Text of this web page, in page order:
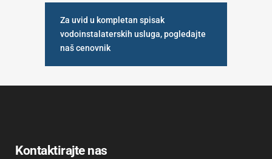
Za uvid u kompletan spisak
vodoinstalaterskih usluga, pogledajte
naš cenovnik
Kontaktirajte nas